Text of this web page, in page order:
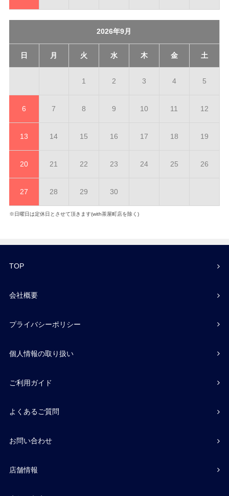
2026年9月
日 月 火 水 木 金 土
1 2 3 4 5
6 7 8 9 10 11 12
13 14 15 16 17 18 19
20 21 22 23 24 25 26
27 28 29 30
※日曜日は定休日とさせて頂きます(with茶屋町店を除く)
TOP
会社概要
プライバシーポリシー
個人情報の取り扱い
ご利用ガイド
よくあるご質問
お問い合わせ
店舗情報